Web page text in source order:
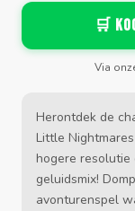
🛒
Via
Herontdek de
Little
hogere resolutie
geluidsmix!
avonturenspel